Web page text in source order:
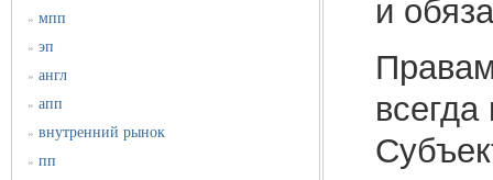
» мпп
» эп
» англ
» апп
» внутренний рынок
» пп
и